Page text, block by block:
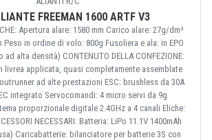
FREEMAN 1600 ARTF V3
Apertura alare: 1580 mm Carico alare: 27g/dm²
Peso in ordine di volo: 800g Fusoliera e ala: in EPO
alta densità) CONTENUTO DELLA CONFEZIONE:
livrea applicata, quasi completamente assemblate
ad alte prestazioni ESC: brushless da 30A
integrato Servocomandi: 4 micro servi da 9g
proporzionale digitale 2.4GHz a 4 canali Eliche:
NECESSARI: Batteria: LiPo 11.1V 1400mAh
Caricabatterie: bilanciatore per batterie 3S con